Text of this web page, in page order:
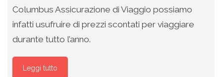
Columbus Assicurazione di Viaggio possiamo
infatti usufruire di prezzi scontati per viaggiare
durante tutto l’anno.
Leggi tutto